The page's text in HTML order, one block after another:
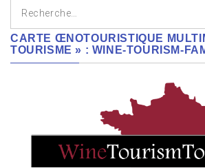
Rechercher :
CARTE ŒNOTOURISTIQUE
TOURISME » : WINE-TOURISM-